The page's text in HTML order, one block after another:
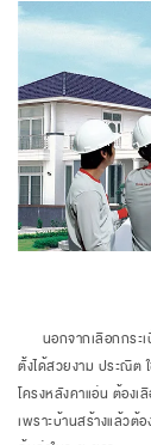
นอกจากเลือกกระเ
ตั้งได้สวยงาม ประณีต
โครงหลังคาแอ่น ต้องเ
เพราะบ้านสร้างแล้วต้